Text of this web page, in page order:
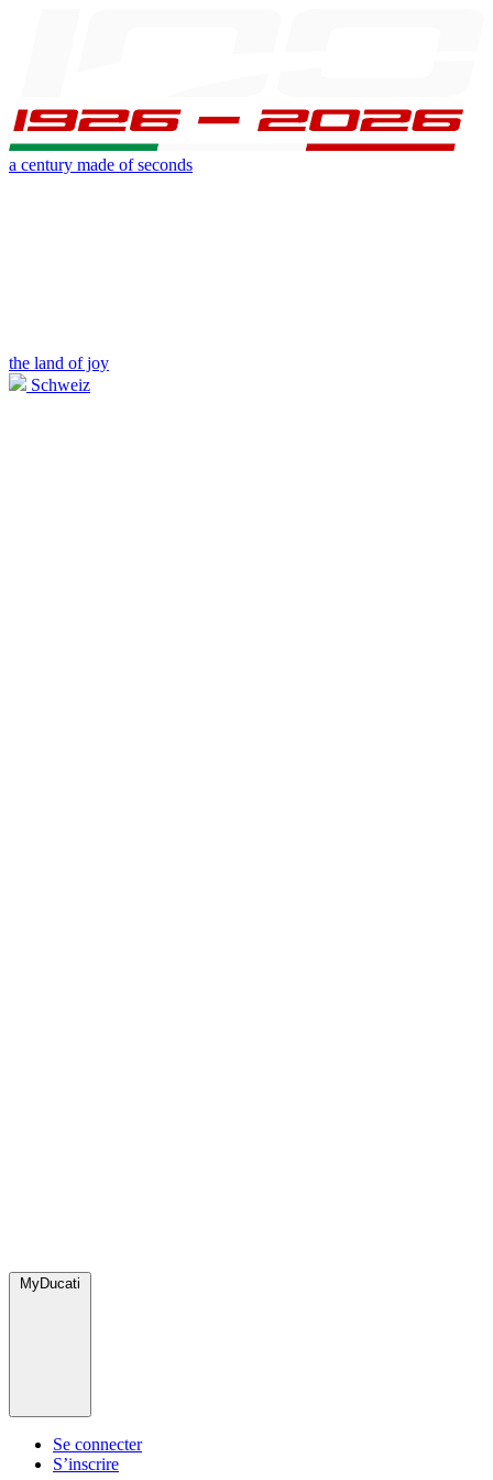
a century made of seconds
the land of joy
Schweiz
MyDucati
Se connecter
S’inscrire